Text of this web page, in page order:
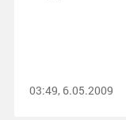
03:49, 6.05.2009